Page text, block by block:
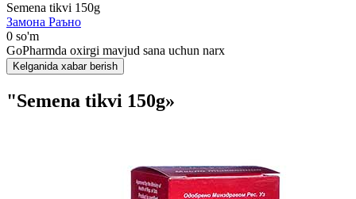
Semena tikvi 150g
Замона Раъно
0 so'm
GoPharmda oxirgi mavjud sana uchun narx
Kelganida xabar berish
"Semena tikvi 150g»